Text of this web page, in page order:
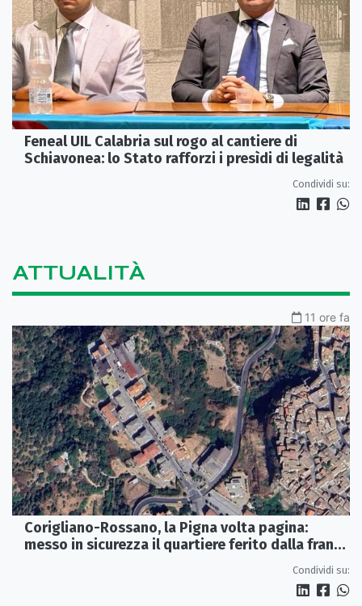
Feneal UIL Calabria sul rogo al cantiere di
Schiavonea: lo Stato rafforzi i presìdi di legalità
Condividi su:
ATTUALITÀ
11 ore fa
Corigliano-Rossano, la Pigna volta pagina:
messo in sicurezza il quartiere ferito dalla frana
Condividi su: